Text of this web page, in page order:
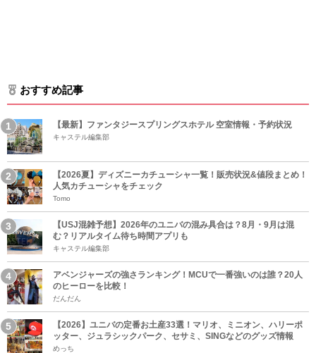
おすすめ記事
【最新】ファンタジースプリングスホテル 空室情報・予約状況
キャステル編集部
【2026夏】ディズニーカチューシャ一覧！販売状況&値段まとめ！
人気カチューシャをチェック
Tomo
【USJ混雑予想】2026年のユニバの混み具合は？8月・9月は混
む？リアルタイム待ち時間アプリも
キャステル編集部
アベンジャーズの強さランキング！MCUで一番強いのは誰？20人
のヒーローを比較！
だんだん
【2026】ユニバの定番お土産33選！マリオ、ミニオン、ハリーポ
ッター、ジュラシックパーク、セサミ、SINGなどのグッズ情報
めっち